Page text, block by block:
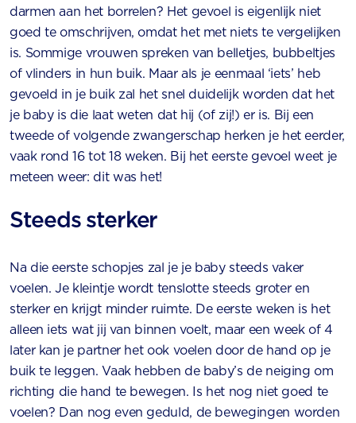
darmen aan het borrelen? Het gevoel is eigenlijk niet
goed te omschrijven, omdat het met niets te vergelijken
is. Sommige vrouwen spreken van belletjes, bubbeltjes
of vlinders in hun buik. Maar als je eenmaal ‘iets’ heb
gevoeld in je buik zal het snel duidelijk worden dat het
je baby is die laat weten dat hij (of zij!) er is. Bij een
tweede of volgende zwangerschap herken je het eerder,
vaak rond 16 tot 18 weken. Bij het eerste gevoel weet je
meteen weer: dit was het!
Steeds sterker
Na die eerste schopjes zal je je baby steeds vaker
voelen. Je kleintje wordt tenslotte steeds groter en
sterker en krijgt minder ruimte. De eerste weken is het
alleen iets wat jij van binnen voelt, maar een week of 4
later kan je partner het ook voelen door de hand op je
buik te leggen. Vaak hebben de baby’s de neiging om
richting die hand te bewegen. Is het nog niet goed te
voelen? Dan nog even geduld, de bewegingen worden